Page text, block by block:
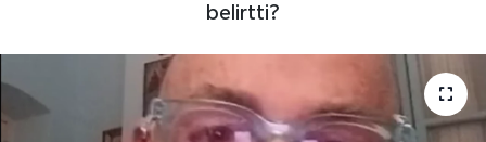
belirtti?